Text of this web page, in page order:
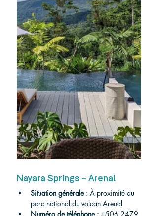
Nayara Springs – Arenal
Situation générale : À proximité du
parc national du volcan Arenal
Numéro de téléphone : +506 2479